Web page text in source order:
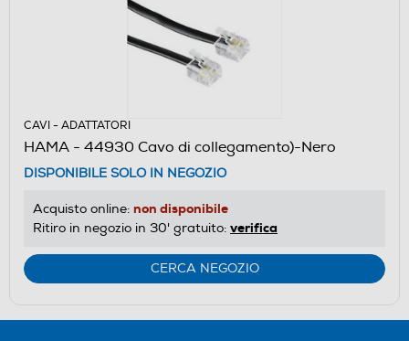
CAVI - ADATTATORI
HAMA - 44930 Cavo di collegamento)-Nero
DISPONIBILE SOLO IN NEGOZIO
Acquisto online: non disponibile
Ritiro in negozio in 30' gratuito: verifica
CERCA NEGOZIO